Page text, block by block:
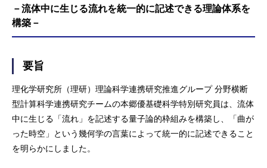
－流体中に生じる流れを統一的に記述できる理論体系を
構築－
要旨
理化学研究所（理研）理論科学連携研究推進グループ 分野横断
型計算科学連携研究チームの本郷優基礎科学特別研究員は、流体
中に生じる「流れ」を記述する量子論的枠組みを構築し、「曲が
った時空」という幾何学の言葉によって統一的に記述できること
を明らかにしました。